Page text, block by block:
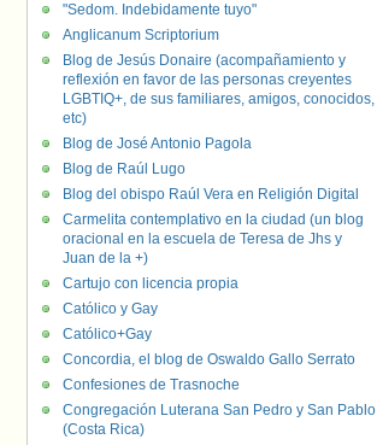
"Sedom. Indebidamente tuyo"
Anglicanum Scriptorium
Blog de Jesús Donaire (acompañamiento y
reflexión en favor de las personas creyentes
LGBTIQ+, de sus familiares, amigos, conocidos,
etc)
Blog de José Antonio Pagola
Blog de Raúl Lugo
Blog del obispo Raúl Vera en Religión Digital
Carmelita contemplativo en la ciudad (un blog
oracional en la escuela de Teresa de Jhs y
Juan de la +)
Cartujo con licencia propia
Católico y Gay
Católico+Gay
Concordia, el blog de Oswaldo Gallo Serrato
Confesiones de Trasnoche
Congregación Luterana San Pedro y San Pablo
(Costa Rica)